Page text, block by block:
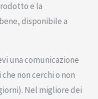
e la
disponibile a
una comunicazione
non cerchi o non
Nel migliore dei